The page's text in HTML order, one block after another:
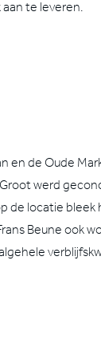
te leveren.
en de Oude
werd
de locatie
Beune